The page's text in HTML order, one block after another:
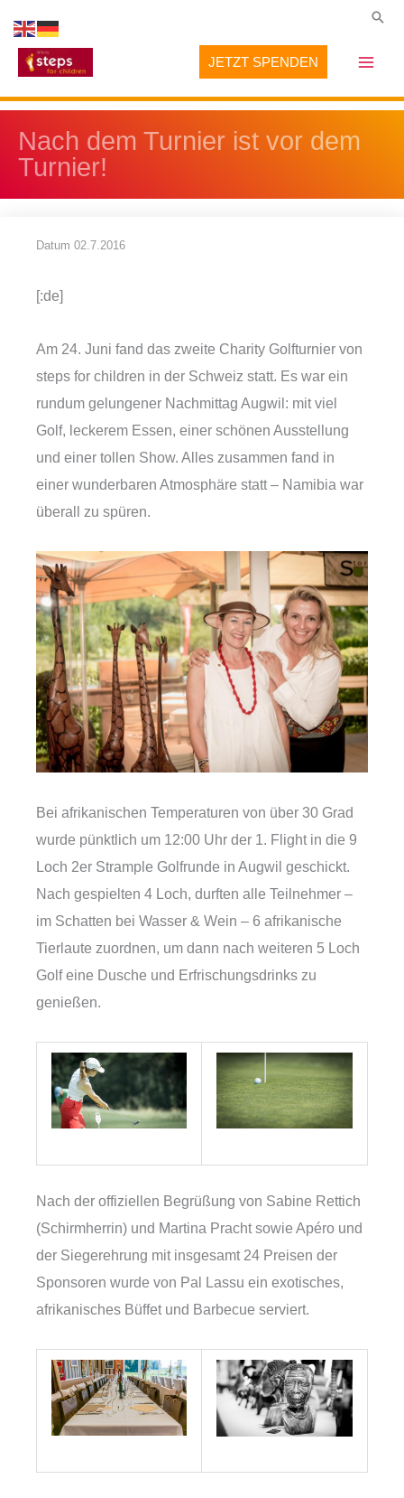
Inhalt
springen
JETZT SPENDEN
Nach dem Turnier ist vor dem
Turnier!
Datum 02.7.2016
[:de]
Am 24. Juni fand das zweite Charity Golfturnier von
steps for children in der Schweiz statt. Es war ein
rundum gelungener Nachmittag Augwil: mit viel
Golf, leckerem Essen, einer schönen Ausstellung
und einer tollen Show. Alles zusammen fand in
einer wunderbaren Atmosphäre statt – Namibia war
überall zu spüren.
Bei afrikanischen Temperaturen von über 30 Grad
wurde pünktlich um 12:00 Uhr der 1. Flight in die 9
Loch 2er Strample Golfrunde in Augwil geschickt.
Nach gespielten 4 Loch, durften alle Teilnehmer –
im Schatten bei Wasser & Wein – 6 afrikanische
Tierlaute zuordnen, um dann nach weiteren 5 Loch
Golf eine Dusche und Erfrischungsdrinks zu
genießen.
Nach der offiziellen Begrüßung von Sabine Rettich
(Schirmherrin) und Martina Pracht sowie Apéro und
der Siegerehrung mit insgesamt 24 Preisen der
Sponsoren wurde von Pal Lassu ein exotisches,
afrikanisches Büffet und Barbecue serviert.